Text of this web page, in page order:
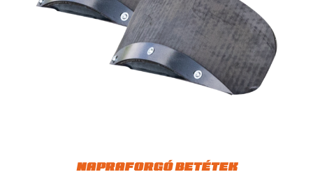
NAPRAFORGÓ BETÉTEK